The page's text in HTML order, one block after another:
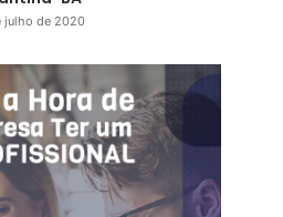
julho de 2020